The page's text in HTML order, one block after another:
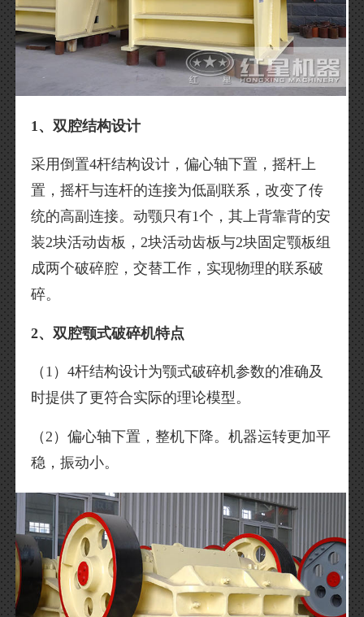
1、双腔结构设计
采用倒置4杆结构设计，偏心轴下置，摇杆上
置，摇杆与连杆的连接为低副联系，改变了传
统的高副连接。动颚只有1个，其上背靠背的安
装2块活动齿板，2块活动齿板与2块固定颚板组
成两个破碎腔，交替工作，实现物理的联系破
碎。
2、双腔颚式破碎机特点
（1）4杆结构设计为颚式破碎机参数的准确及
时提供了更符合实际的理论模型。
（2）偏心轴下置，整机下降。机器运转更加平
稳，振动小。